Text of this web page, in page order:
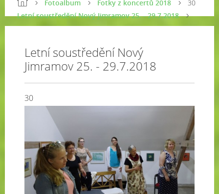
Fotoalbum
Fotky z koncertů 2018
Letní soustředění Nový Jimramov 25. - 29.7.2018
30
Letní soustředění Nový
Jimramov 25. - 29.7.2018
30